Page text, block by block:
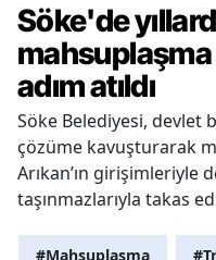
Söke'de
adım atıldı
Söke Belediyesi, devlet
çözüme kavuşturarak
Arıkan’ın girişimleriyle
taşınmazlarıyla takas
#Mahsuplaşma